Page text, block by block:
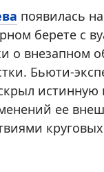
появилась
берете с
о внезапном
Бьюти-
истинную
ее